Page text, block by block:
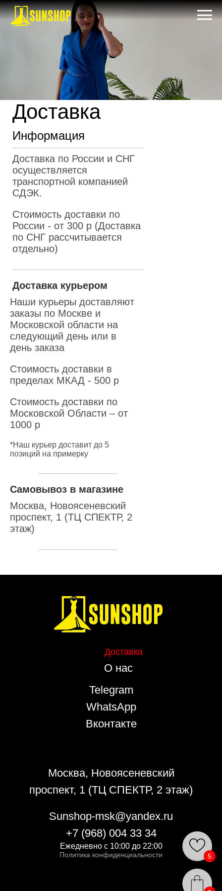
Доставка
Информация
Доставка по России и СНГ
осуществляется
транспортной компанией
СДЭК.
Стоимость доставки по
России - от 300 р (Доставка
по СНГ рассчитывается
отдельно)
Доставка курьером
Наши курьеры доставляют
заказы по Москве и
Московской области на
следующий день или в
день заказа
Стоимость доставки в
пределах МКАД - 500 р
Стоимость доставки по
Московской Области – от
1000 р
*Наш курьер доставит до 5
позиций на примерку
Самовывоз в магазине
Москва, Новоясеневский
проспект, 1 (ТЦ СПЕКТР, 2
этаж)
Москва, Новоясеневский
проспект, 1 (ТЦ СПЕКТР, 2 этаж)
Sunshop-msk@yandex.ru
+7 (968) 004 33 34
Ежедневно с 10:00 до 22:00
Политика конфиденциальности
Доставка
О нас
Telegram
WhatsApp
Вконтакте
5